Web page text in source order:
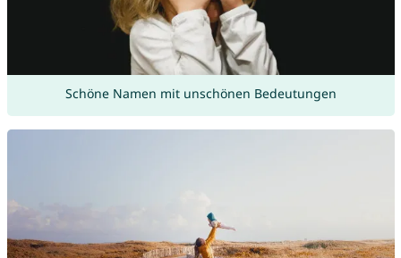
Schöne Namen mit unschönen Bedeutungen